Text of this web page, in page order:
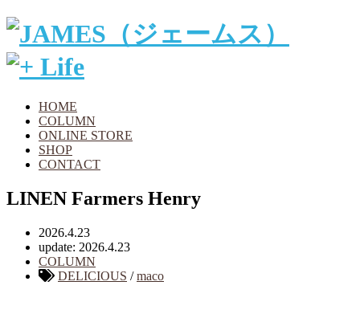
HOME
COLUMN
ONLINE STORE
SHOP
CONTACT
LINEN Farmers Henry
2026.4.23
update: 2026.4.23
COLUMN
DELICIOUS /maco